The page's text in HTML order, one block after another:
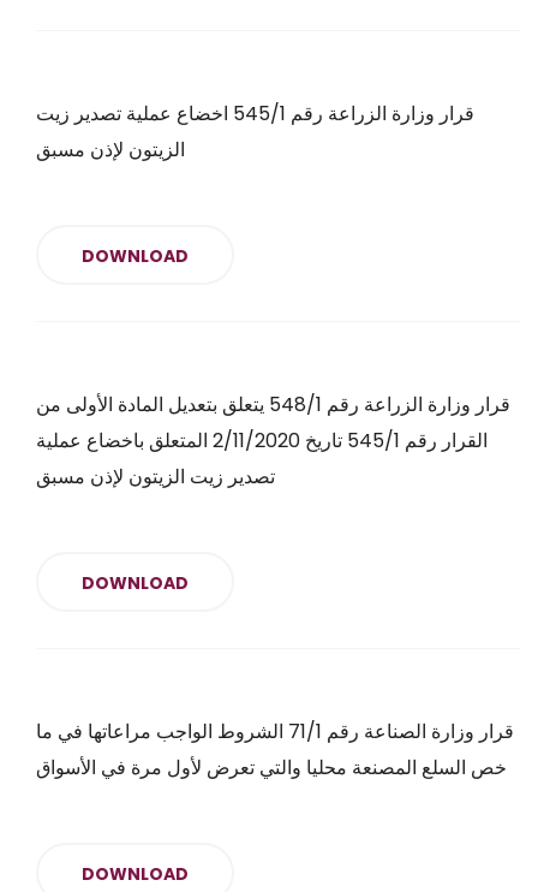
قرار وزارة الزراعة رقم 545/1 اخضاع عملية تصدير زيت
الزيتون لإذن مسبق
DOWNLOAD
قرار وزارة الزراعة رقم 548/1 يتعلق بتعديل المادة الأولى من
القرار رقم 545/1 تاريخ 2/11/2020 المتعلق باخضاع عملية
تصدير زيت الزيتون لإذن مسبق
DOWNLOAD
قرار وزارة الصناعة رقم 71/1 الشروط الواجب مراعاتها في ما
خص السلع المصنعة محليا والتي تعرض لأول مرة في الأسواق
DOWNLOAD